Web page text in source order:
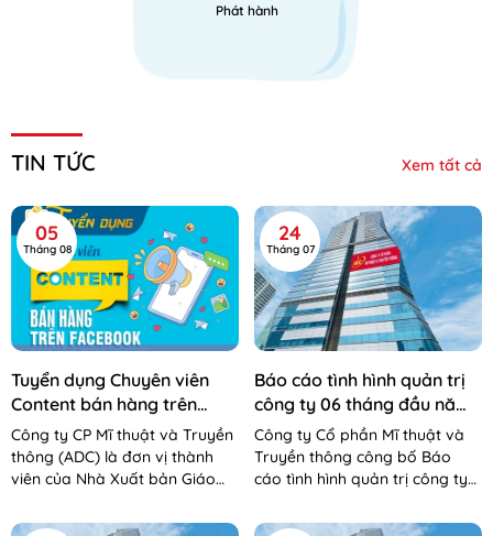
Phát hành
TIN TỨC Xem tất cả
05
Tháng 08
Tuyển dụng Chuyên viên
Content bán hàng trên
Facebook
Công ty CP Mĩ thuật và Truyền
thông (ADC) là đơn vị thành
viên của Nhà Xuất bản Giáo
Đào tạo. Công...
24
Tháng 07
Báo cáo tình hình quản trị
công ty 06 tháng đầu năm
2026
Công ty Cổ phần Mĩ thuật và
Truyền thông công bố Báo
cáo tình hình quản trị công ty
cáo tình hình QTCT 06 tháng...